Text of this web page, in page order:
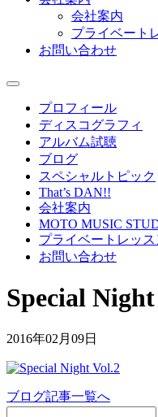
会社案内
プライベート
お問い合わせ
プロフィール
ディスコグラフィ
アルバム試聴
ブログ
スペシャルトピック
That’s DAN!!
会社案内
MOTO MUSIC
プライベートレッス
お問い合わせ
Special
2016年02月09日
ブログ記事一覧へ